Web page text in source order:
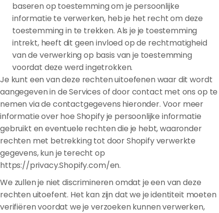
baseren op toestemming om je persoonlijke
informatie te verwerken, heb je het recht om deze
toestemming in te trekken. Als je je toestemming
intrekt, heeft dit geen invloed op de rechtmatigheid
van de verwerking op basis van je toestemming
voordat deze werd ingetrokken.
Je kunt een van deze rechten uitoefenen waar dit wordt
aangegeven in de Services of door contact met ons op te
nemen via de contactgegevens hieronder. Voor meer
informatie over hoe Shopify je persoonlijke informatie
gebruikt en eventuele rechten die je hebt, waaronder
rechten met betrekking tot door Shopify verwerkte
gegevens, kun je terecht op
https://privacy.Shopify.com/en.
We zullen je niet discrimineren omdat je een van deze
rechten uitoefent. Het kan zijn dat we je identiteit moeten
verifiëren voordat we je verzoeken kunnen verwerken,